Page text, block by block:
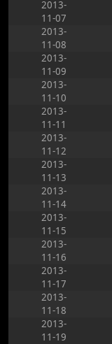
2013-
11-07
2013-
11-08
2013-
11-09
2013-
11-10
2013-
11-11
2013-
11-12
2013-
11-13
2013-
11-14
2013-
11-15
2013-
11-16
2013-
11-17
2013-
11-18
2013-
11-19